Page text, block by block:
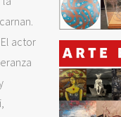
actor